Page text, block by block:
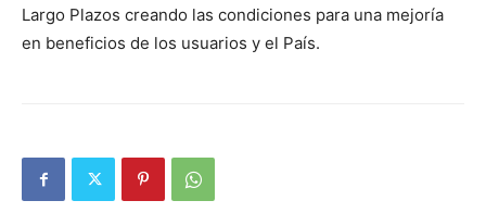
Largo Plazos creando las condiciones para una mejoría
en beneficios de los usuarios y el País.